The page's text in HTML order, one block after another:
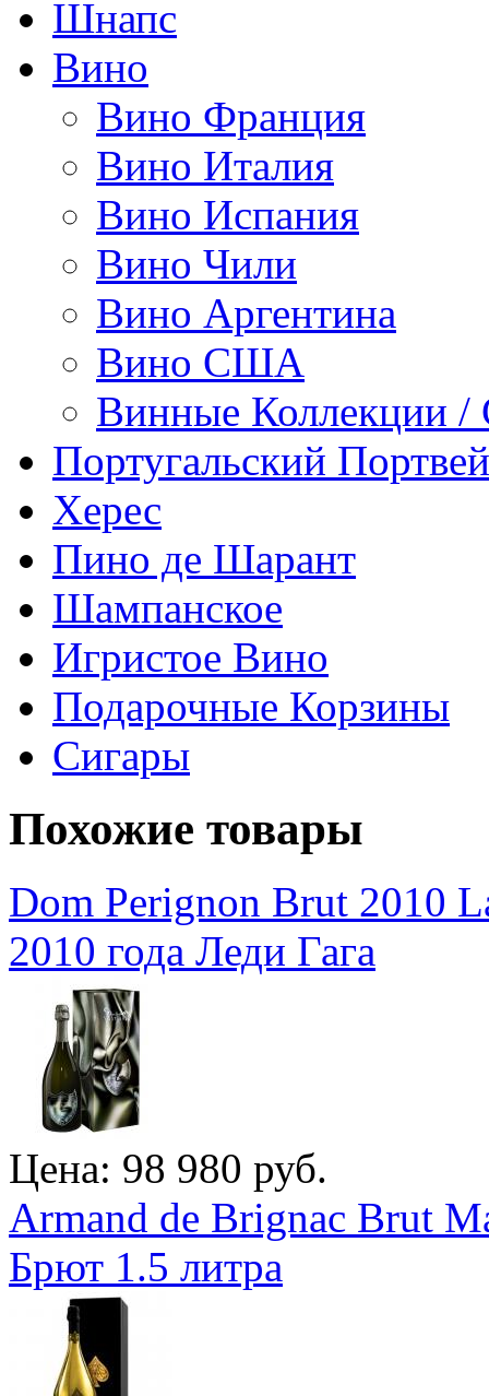
Шнапс
Вино
Вино Франция
Вино Италия
Вино Испания
Вино Чили
Вино Аргентина
Вино США
Винные Коллекции /
Португальский
Херес
Пино де Шарант
Шампанское
Игристое Вино
Подарочные Корзины
Сигары
Похожие товары
Dom Perignon Brut 2010
2010 года Леди Гага
Цена: 98 980 руб.
Armand de Brignac Brut
Брют 1.5 литра